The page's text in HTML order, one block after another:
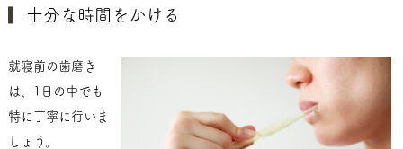
十分な時間をかける
就寝前の歯磨き
は、1日の中でも
特に丁寧に行いま
しょう。